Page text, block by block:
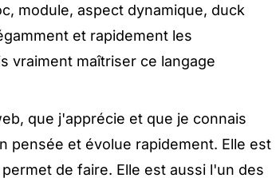
module, aspect dynamique, duck
et rapidement les
vraiment maîtriser ce langage
que j'apprécie et que je connais
pensée et évolue rapidement. Elle est
de faire. Elle est aussi l'un des